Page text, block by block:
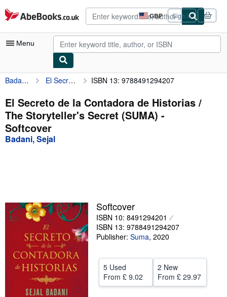
Skip to main content
AbeBooks.co.uk GBP
Site
shopping
preferences
Sign in
Menu
My Account
My Purchases
Advanced Search
Browse Collections
Sellers
Start Selling
CLOSE
Badani, Sejal El Secreto de la Contadora de Historias / The Storyteller's Secret (SUMA) ISBN 13: 9788491294207
El Secreto de la Contadora de Historias /
The Storyteller's Secret (SUMA) -
Softcover
Badani, Sejal
Softcover
ISBN 10: 8491294201
ISBN 13: 9788491294207
Publisher: Suma, 2020
5 Used
From £ 9.02
2 New
From £ 29.97